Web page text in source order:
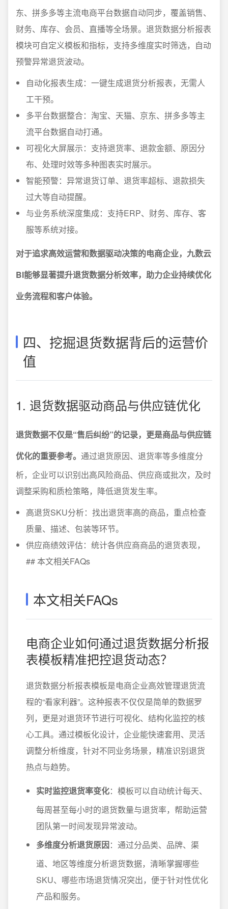
东、拼多多等主流电商平台数据自动同步，覆盖销售、
财务、库存、会员、直播等全场景。退货数据分析报表
模块可自定义模板和指标，支持多维度实时筛选，自动
预警异常退货波动。
自动化报表生成：一键生成退货分析报表，无需人
工干预。
多平台数据整合：淘宝、天猫、京东、拼多多等主
流平台数据自动打通。
可视化大屏展示：支持退货率、退款金额、原因分
布、处理时效等多种图表实时展示。
智能预警：异常退货订单、退货率超标、退款损失
过大等自动提醒。
与业务系统深度集成：支持ERP、财务、库存、客
服等系统对接。
对于追求高效运营和数据驱动决策的电商企业，九数云
BI能够显著提升退货数据分析效率，助力企业持续优化
业务流程和客户体验。
四、挖掘退货数据背后的运营价
值
1. 退货数据驱动商品与供应链优化
退货数据不仅是“售后纠纷”的记录，更是商品与供应链
优化的重要参考。 通过退货原因、退货率等多维度分
析，企业可以识别出高风险商品、供应商或批次，及时
调整采购和质检策略，降低退货发生率。
高退货SKU分析：找出退货率高的商品，重点检查
质量、描述、包装等环节。
供应商绩效评估：统计各供应商商品的退货表现，
## 本文相关FAQs
本文相关FAQs
电商企业如何通过退货数据分析报
表模板精准把控退货动态？
退货数据分析报表模板是电商企业高效管理退货流
程的“看家利器”。这种报表不仅仅是简单的数据罗
列，更是对退货环节进行可视化、结构化监控的核
心工具。通过模板化设计，企业能快速套用、灵活
调整分析维度，针对不同业务场景，精准识别退货
热点与趋势。
实时监控退货率变化：模板可以自动统计每天、
每周甚至每小时的退货数量与退货率，帮助运营
团队第一时间发现异常波动。
多维度分析退货原因：通过分品类、品牌、渠
道、地区等维度分析退货数据，清晰掌握哪些
SKU、哪些市场退货情况突出，便于针对性优化
产品和服务。